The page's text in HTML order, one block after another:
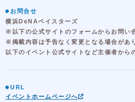
お問合せ
横浜DeNAベイスターズ
※以下の公式サイトのフォームからお問い
※掲載内容は予告なく変更となる場合があ
以下のイベント公式サイトなど主催者から
URL
イベントホームページへ